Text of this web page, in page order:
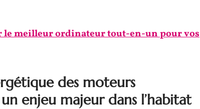
le meilleur ordinateur tout-en-un pour vos
des moteurs
enjeu majeur dans l’habitat